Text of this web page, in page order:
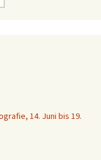
14. Juni bis 19.